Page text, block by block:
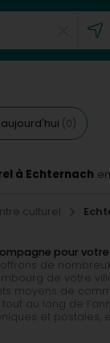
(0)
à Echternach
culturel
pour
de
de votre
moyens de
au long de
et postales,